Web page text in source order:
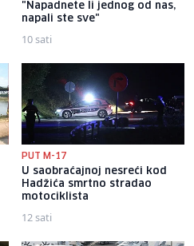
"Napadnete li jednog od nas,
napali ste sve"
10 sati
PUT M-17
U saobraćajnoj nesreći kod
Hadžića smrtno stradao
motociklista
12 sati